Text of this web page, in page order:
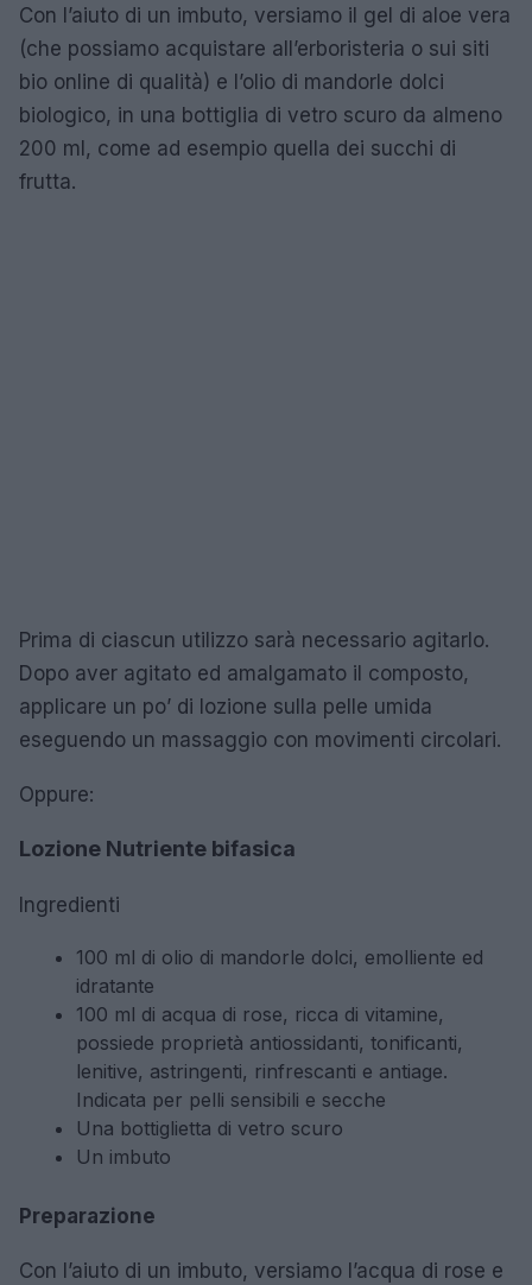
Con l’aiuto di un imbuto, versiamo il gel di aloe vera
(che possiamo acquistare all’erboristeria o sui siti
bio online di qualità) e l’olio di mandorle dolci
biologico, in una bottiglia di vetro scuro da almeno
200 ml, come ad esempio quella dei succhi di
frutta.
Prima di ciascun utilizzo sarà necessario agitarlo.
Dopo aver agitato ed amalgamato il composto,
applicare un po’ di lozione sulla pelle umida
eseguendo un massaggio con movimenti circolari.
Oppure:
Lozione Nutriente bifasica
Ingredienti
100 ml di olio di mandorle dolci, emolliente ed
idratante
100 ml di acqua di rose, ricca di vitamine,
possiede proprietà antiossidanti, tonificanti,
lenitive, astringenti, rinfrescanti e antiage.
Indicata per pelli sensibili e secche
Una bottiglietta di vetro scuro
Un imbuto
Preparazione
Con l’aiuto di un imbuto, versiamo l’acqua di rose e